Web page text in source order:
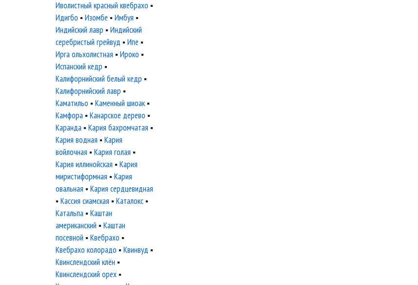
Иволистный красный квебрахо ▪
Идигбо ▪Изомбе ▪Имбуя ▪
Индийский лавр ▪Индийский
серебристый грейвуд ▪Ипе ▪
Ирга ольхолистная ▪Ироко ▪
Испанский кедр ▪
Калифорнийский белый кедр ▪
Калифорнийский лавр ▪
Каматильо ▪Каменный шиоак ▪
Камфора ▪Канарское дерево ▪
Каранда ▪Кария бахромчатая ▪
Кария водная ▪Кария
войлочная ▪Кария голая ▪
Кария иллинойская ▪Кария
миристиформная ▪Кария
овальная ▪Кария сердцевидная
▪Кассия сиамская ▪Каталокс ▪
Катальпа ▪Каштан
американский ▪Каштан
посевной ▪Квебрахо ▪
Квебрахо колорадо ▪Квинвуд ▪
Квинслендский клён ▪
Квинслендский орех ▪